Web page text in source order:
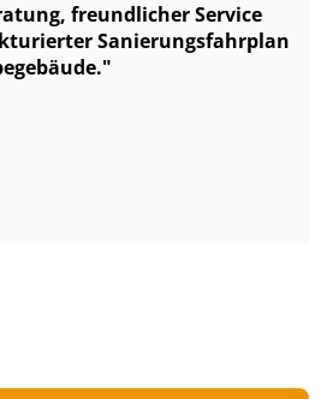
freundlicher Service
Sa­nie­rungs­fahr­plan